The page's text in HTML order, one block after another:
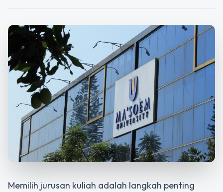
Memilih jurusan kuliah adalah langkah penting